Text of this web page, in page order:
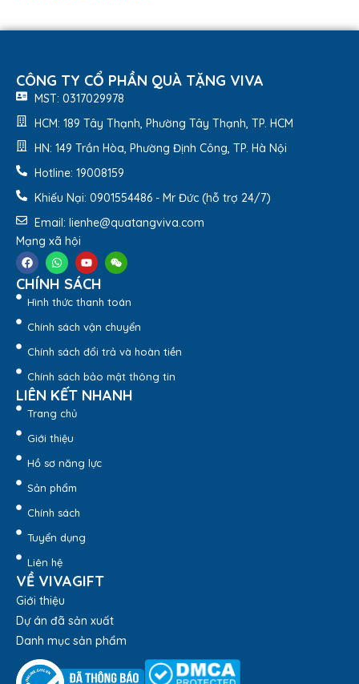
Đế bình được thiết kế chống trượt, giúp cố định tốt
Phù hợp sử dụng trong văn phòng, gia đình, dã ngoại
hoặc làm quà tặng cao cấp trong các chương trình tri
Bình Giữ Nhiệt Inox 304 Elmich Dung Tích 1,2l EL8373 –
3. Hình ảnh thực tế
Quà tặng Viva
logo, khắc tên theo yêu cầu doanh nghiệp. Vivagift nhận in
logo từ 30 bình trở lên, có chính sách chiết khấu ưu đãi cho
đơn hàng số lượng lớn. Liên hệ hotline
nhân viên Viva tư vấn và báo giá chính xác nhé!
CÔNG TY CỔ PHẦN QUÀ TẶNG VIVA
MST: 0317029978
HCM: 189 Tây Thạnh, Phường Tây Thạnh, TP. HCM
HN: 149 Trần Hòa, Phường Định Công, TP. Hà Nội
Hotline: 19008159
Khiếu Nại: 0901554486 - Mr Đức (hỗ trợ 24/7)
Email: lienhe@quatangviva.com
Mạng xã hội
CHÍNH SÁCH
Hình thức thanh toán
Chính sách vận chuyển
Chính sách đổi trả và hoàn tiền
Chính sách bảo mật thông tin
LIÊN KẾT NHANH
Trang chủ
Giới thiệu
Hồ sơ năng lực
Sản phẩm
Chính sách
Tuyển dụng
Liên hệ
VỀ VIVAGIFT
Giới thiệu
Dự án đã sản xuất
Danh mục sản phẩm